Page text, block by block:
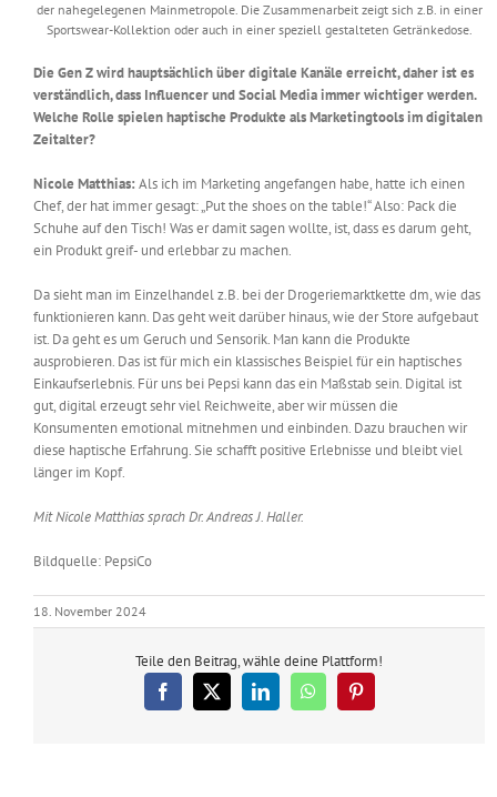
der nahegelegenen Mainmetropole. Die Zusammenarbeit zeigt sich z.B. in einer
Sportswear-Kollektion oder auch in einer speziell gestalteten Getränkedose.
Die Gen Z wird hauptsächlich über digitale Kanäle erreicht, daher ist es
verständlich, dass Influencer und Social Media immer wichtiger werden.
Welche Rolle spielen haptische Produkte als Marketingtools im digitalen
Zeitalter?
Nicole Matthias: Als ich im Marketing angefangen habe, hatte ich einen
Chef, der hat immer gesagt: „Put the shoes on the table!“ Also: Pack die
Schuhe auf den Tisch! Was er damit sagen wollte, ist, dass es darum geht,
ein Produkt greif- und erlebbar zu machen.
Da sieht man im Einzelhandel z.B. bei der Drogeriemarktkette dm, wie das
funktionieren kann. Das geht weit darüber hinaus, wie der Store aufgebaut
ist. Da geht es um Geruch und Sensorik. Man kann die Produkte
ausprobieren. Das ist für mich ein klassisches Beispiel für ein haptisches
Einkaufserlebnis. Für uns bei Pepsi kann das ein Maßstab sein. Digital ist
gut, digital erzeugt sehr viel Reichweite, aber wir müssen die
Konsumenten emotional mitnehmen und einbinden. Dazu brauchen wir
diese haptische Erfahrung. Sie schafft positive Erlebnisse und bleibt viel
länger im Kopf.
Mit Nicole Matthias sprach Dr. Andreas J. Haller.
Bildquelle: PepsiCo
18. November 2024
Teile den Beitrag, wähle deine Plattform!
Facebook
X LinkedInWhatsAppPinterest